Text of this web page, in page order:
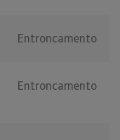
Entroncamento
Entroncamento